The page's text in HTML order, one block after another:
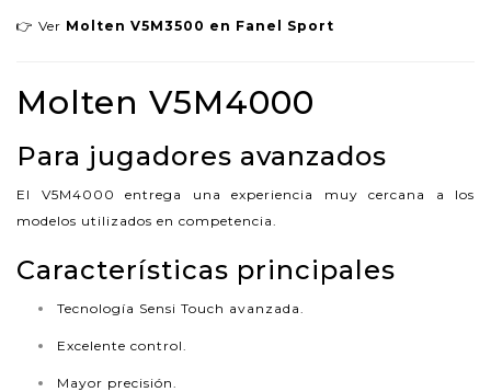
👉 Ver Molten V5M3500 en Fanel Sport
Molten V5M4000
Para jugadores avanzados
El V5M4000 entrega una experiencia muy cercana a los
modelos utilizados en competencia.
Características principales
Tecnología Sensi Touch avanzada.
Excelente control.
Mayor precisión.